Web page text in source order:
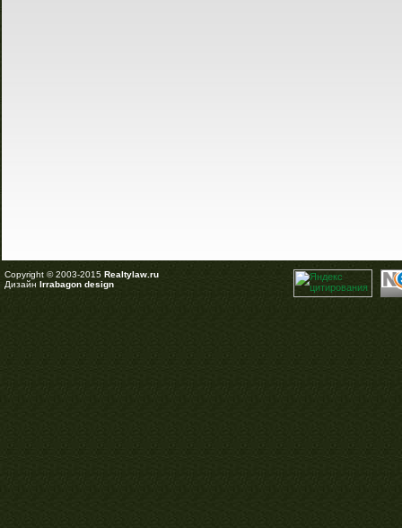
Copyright © 2003-2015 Realtylaw.ru
Дизайн Irrabagon design